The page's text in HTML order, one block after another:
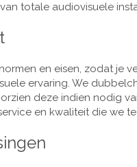
totale audiovisuele
en eisen, zodat je
ervaring. We
deze indien nodig
en kwaliteit die we